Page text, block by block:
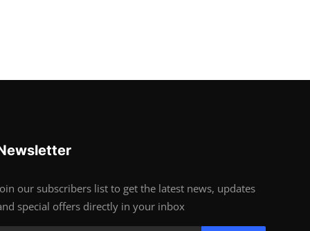
our subscribers list to get the latest news, updates
special offers directly in your inbox